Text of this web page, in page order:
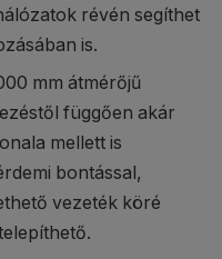
révén segíthet
is.
mm átmérőjű
függően akár
mellett is
bontással,
vezeték köré